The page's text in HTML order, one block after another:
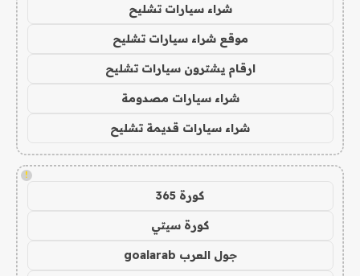
شراء سيارات تشليح
موقع شراء سيارات تشليح
ارقام يشترون سيارات تشليح
شراء سيارات مصدومة
شراء سيارات قديمة تشليح
!
كورة 365
كورة سيتي
جول العرب goalarab